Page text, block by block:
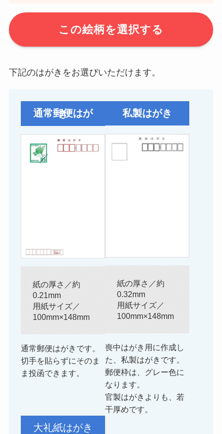
この絵柄を選択する
下記のはがきをお選びいただけます。
通常郵便はがき
紙の厚さ／約
0.21mm
用紙サイズ／
100mm×148mm
通常郵便はがきです。
切手を貼らずにそのま
ま投函できます。
私製はがき
紙の厚さ／約
0.32mm
用紙サイズ／
100mm×148mm
喪中はがき用に作成し
た、私製はがきです。
郵便枠は、グレー色に
なります。
官製はがきよりも、若
干厚めです。
大礼紙はがき